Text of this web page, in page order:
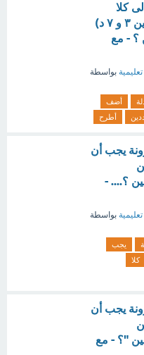
ب) أضف ۷ إلى كلا
الطرفين ج) أجمع العددين ٣ و ٧ د)
؟ - مع
بواسطة
أضف
أطرح
يجب أن
؟.... -
بواسطة
يجب
كلا
يجب أن
"؟ - مع